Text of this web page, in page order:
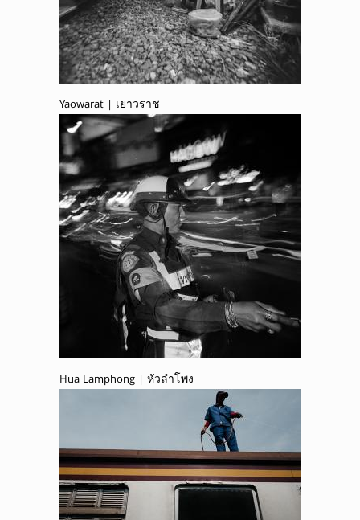
Yaowarat | เยาวราช
Hua Lamphong | หัวลำโพง